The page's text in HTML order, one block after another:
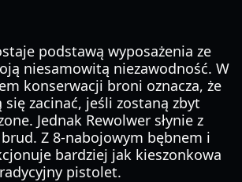
podstawą wyposażenia ze
niesamowitą niezawodność. W
konserwacji broni oznacza, że
zacinać, jeśli zostaną zbyt
Jednak Rewolwer słynie z
Z 8-nabojowym bębnem i
bardziej jak kieszonkowa
pistolet.